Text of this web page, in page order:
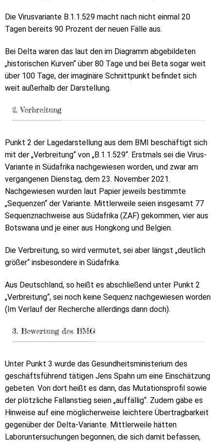
Die Virusvariante B.1.1.529 macht nach nicht einmal 20
Tagen bereits 90 Prozent der neuen Fälle aus.
Bei Delta waren das laut den im Diagramm abgebildeten
„historischen Kurven“ über 80 Tage und bei Beta sogar weit
über 100 Tage, der imaginäre Schnittpunkt befindet sich
weit außerhalb der Darstellung.
2. Verbreitung
Punkt 2 der Lagedarstellung aus dem BMI beschäftigt sich
mit der „Verbreitung“ von „B.1.1.529“. Erstmals sei die Virus-
Variante in Südafrika nachgewiesen worden, und zwar am
vergangenen Dienstag, dem 23. November 2021.
Nachgewiesen wurden laut Papier jeweils bestimmte
„Sequenzen“ der Variante. Mittlerweile seien insgesamt 77
Sequenznachweise aus Südafrika (ZAF) gekommen, vier aus
Botswana und je einer aus Hongkong und Belgien.
Die Verbreitung, so wird vermutet, sei aber längst „deutlich
größer“ insbesondere in Südafrika.
Aus Deutschland, so heißt es abschließend unter Punkt 2
„Verbreitung“, sei noch keine Sequenz nachgewiesen worden
(Im Verlauf der Recherche allerdings dann doch).
3. Bewertung des BMG
Unter Punkt 3 wurde das Gesundheitsministerium des
geschäftsführend tätigen Jens Spahn um eine Einschätzung
gebeten. Von dort heißt es dann, das Mutationsprofil sowie
der plötzliche Fallanstieg seien „auffällig“. Zudem gäbe es
Hinweise auf eine möglicherweise leichtere Übertragbarkeit
gegenüber der Delta-Variante. Mittlerweile hätten
Laboruntersuchungen begonnen, die sich damit befassen,